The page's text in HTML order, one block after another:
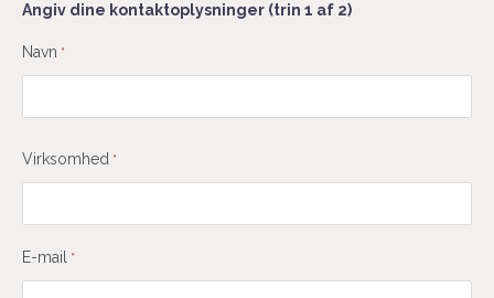
Angiv dine kontaktoplysninger (trin 1 af 2)
Navn *
Fornavn
Virksomhed *
E-mail *